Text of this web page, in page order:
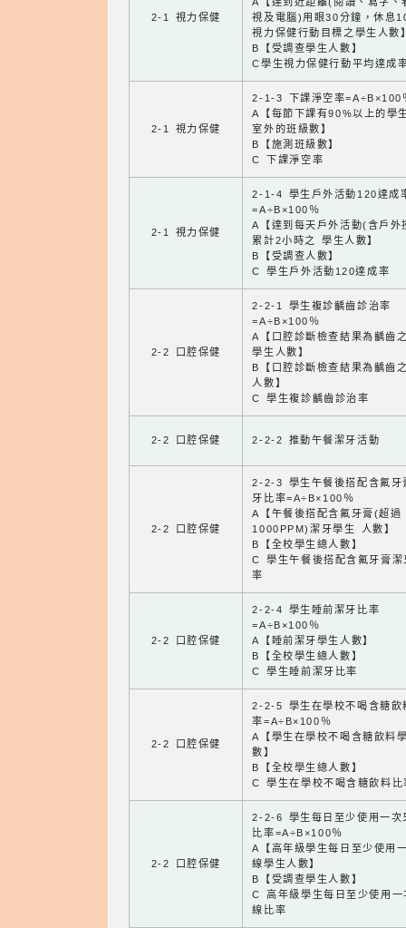
2-1 視力保健
視及電腦)用眼30分鐘，休息
視力保健行動目標之學生人數
B【受調查學生人數】
C學生視力保健行動平均達成
2-1 視力保健
2-1-3 下課淨空率=A÷B×100
A【每節下課有90%以上的學
室外的班級數】
B【施測班級數】
C 下課淨空率
2-1 視力保健
2-1-4 學生戶外活動120達成
=A÷B×100％
A【達到每天戶外活動(含戶外
累計2小時之 學生人數】
B【受調查人數】
C 學生戶外活動120達成率
2-2 口腔保健
2-2-1 學生複診齲齒診治率
=A÷B×100％
A【口腔診斷檢查結果為齲齒
學生人數】
B【口腔診斷檢查結果為齲齒
人數】
C 學生複診齲齒診治率
2-2 口腔保健 2-2-2 推動午餐潔牙活動
2-2 口腔保健
2-2-3 學生午餐後搭配含氟牙
牙比率=A÷B×100％
A【午餐後搭配含氟牙膏(超過
1000PPM)潔牙學生 人數】
B【全校學生總人數】
C 學生午餐後搭配含氟牙膏潔
率
2-2 口腔保健
2-2-4 學生睡前潔牙比率
=A÷B×100％
A【睡前潔牙學生人數】
B【全校學生總人數】
C 學生睡前潔牙比率
2-2 口腔保健
2-2-5 學生在學校不喝含糖飲
率=A÷B×100％
A【學生在學校不喝含糖飲料
數】
B【全校學生總人數】
C 學生在學校不喝含糖飲料比
2-2 口腔保健
2-2-6 學生每日至少使用一次
比率=A÷B×100％
A【高年級學生每日至少使用
線學生人數】
B【受調查學生人數】
C 高年級學生每日至少使用一
線比率